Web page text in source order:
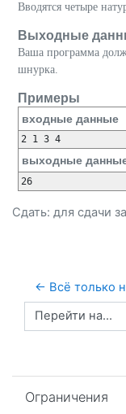
Вводятся четыре
Выходные
Ваша программа
шнурка.
Примеры
входные данные
выходные
Сдать: для сдачи
← Всё только
Перейти на...
Ограничения